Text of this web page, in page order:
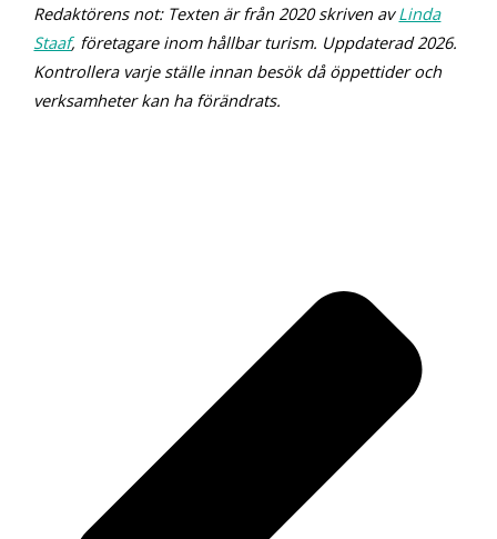
Redaktörens not: Texten är från 2020 skriven avLinda
Staaf, företagare inom hållbar turism. Uppdaterad 2026.
Kontrollera varje ställe innan besök då öppettider och
verksamheter kan ha förändrats.